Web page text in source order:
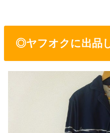
◎ヤフオクに出品